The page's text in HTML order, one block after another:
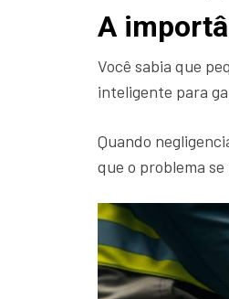
A
Você sabia que
inteligente para
Quando
que o problema